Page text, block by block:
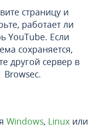
страницу и
работает ли
YouTube. Если
сохраняется,
другой сервер в
Browsec.
Windows, Linux или